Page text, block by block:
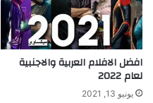
افضل الافلام العربية والاجنبية
لعام 2022
يونيو 13, 2021